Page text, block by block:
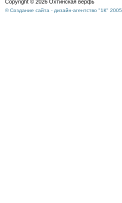
Copyright © 2026 Охтинская верфь
© Создание сайта - дизайн-агентство "1К" 2005